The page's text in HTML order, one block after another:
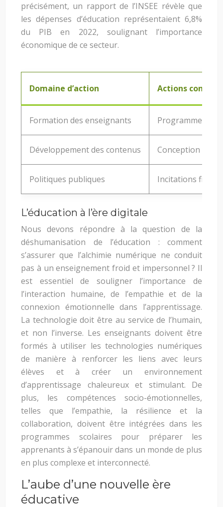
précisément, un rapport de l’INSEE révèle que
les dépenses d’éducation représentaient 6,8%
du PIB en 2022, soulignant l’importance
économique de ce secteur.
Domaine d’action Actions
Formation des enseignants Programmes de
Développement des contenus Conception de
Politiques publiques Incitations
L’éducation à l’ère digitale
Nous devons répondre à la question de la
déshumanisation de l’éducation : comment
s’assurer que l’alchimie numérique ne conduit
pas à un enseignement froid et impersonnel ? Il
est essentiel de souligner l’importance de
l’interaction humaine, de l’empathie et de la
connexion émotionnelle dans l’apprentissage.
La technologie doit être au service de l’humain,
et non l’inverse. Les enseignants doivent être
formés à utiliser les technologies numériques
de manière à renforcer les liens avec leurs
élèves et à créer un environnement
d’apprentissage chaleureux et stimulant. De
plus, les compétences socio-émotionnelles,
telles que l’empathie, la résilience et la
collaboration, doivent être intégrées dans les
programmes scolaires pour préparer les
apprenants à s’épanouir dans un monde de plus
en plus complexe et interconnecté.
L’aube d’une nouvelle ère
éducative